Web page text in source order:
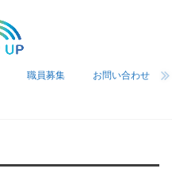
職員募集 お問い合わせ